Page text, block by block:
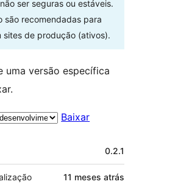
ser seguras ou estáveis.
são recomendadas para
sites de produção (ativos).
uma versão específica
Baixar
0.2.1
11 meses atrás